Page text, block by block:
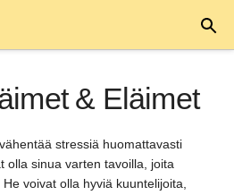
& Eläimet
stressiä huomattavasti
olla sinua varten tavoilla, joita
voivat olla hyviä kuuntelijoita,